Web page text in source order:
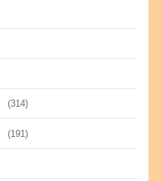
(314)
(191)